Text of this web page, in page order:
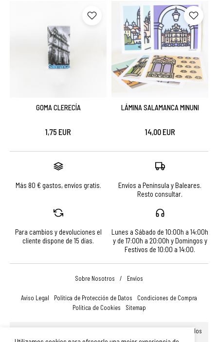
GOMA CLERECÍA
1,75 EUR
LÁMINA SALAMANCA MINUNI
14,00 EUR
Más 80 € gastos, envíos gratis.
Envíos a Península y Baleares.
Resto consultar.
Para cambios y devoluciones el
cliente dispone de 15 días.
Lunes a Sábado de 10:00h a 14:00h
y de 17:00h a 20:00h y Domingos y
Festivos de 10:00 a 14:00.
Sobre Nosotros / Envíos
Aviso Legal Política de Protección de Datos
Condiciones de Compra
Política de Cookies
Sitemap
© Turismo, Comercio y Promoción Económica de Salamanca, S.A.U. Todos
los derechos reservados.